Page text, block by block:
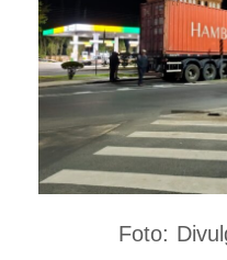
Foto: